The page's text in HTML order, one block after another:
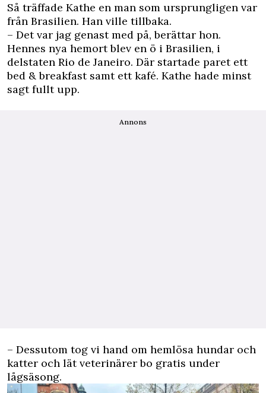
Så träffade Kathe en man som ursprungligen var
från Brasilien. Han ville tillbaka.
– Det var jag genast med på, berättar hon.
Hennes nya hemort blev en ö i Brasilien, i
delstaten Rio de Janeiro. Där startade paret ett
bed & breakfast samt ett kafé. Kathe hade minst
sagt fullt upp.
Annons
– Dessutom tog vi hand om hemlösa hundar och
katter och lät veterinärer bo gratis under
lågsäsong.